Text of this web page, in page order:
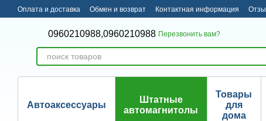
Перейти к основному контенту
Оплата и доставка Обмен и возврат Контактная информация
0960210988,0960210988 Перезвонить вам?
Автоаксессуары
Штатные
автомагнитолы
Товары
для
дома